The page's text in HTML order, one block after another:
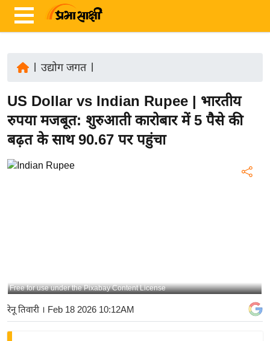
ज़ा
ख
र
रा
य
बि
ज़
उद्योग जगत|
US Dollar vs Indian Rupee | भारतीय
रुपया मजबूत: शुरुआती कारोबार में 5 पैसे की
बढ़त के साथ 90.67 पर पहुंचा
Free for use under the Pixabay Content License
रेनू तिवारी । Feb 18 2026 10:12AM